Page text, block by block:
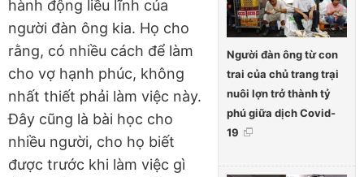
Người đàn ông từ con
trai của chủ trang trại
nuôi lợn trở thành tỷ
phú giữa dịch Covid-
19
hành động liều lĩnh của
người đàn ông kia. Họ cho
rằng, có nhiều cách để làm
cho vợ hạnh phúc, không
nhất thiết phải làm việc này.
Đây cũng là bài học cho
nhiều người, cho họ biết
được trước khi làm việc gì